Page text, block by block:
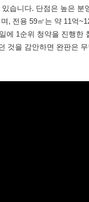
습니다. 단점은 높은
, 전용 59㎡는 약 11억
에 1순위 청약을 진행한
것을 감안하면 완판은